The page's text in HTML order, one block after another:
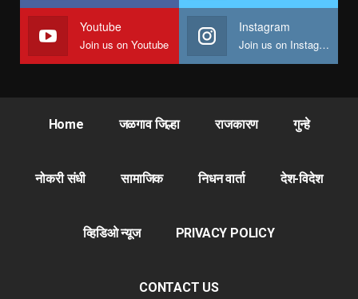
Youtube
Join us on Youtube
Instagram
Join us on Instagram
Home जळगाव जिल्हा राजकारण गुन्हे
नोकरी संधी सामाजिक निधन वार्ता देश-विदेश
व्हिडिओ न्यूज PRIVACY POLICY
CONTACT US